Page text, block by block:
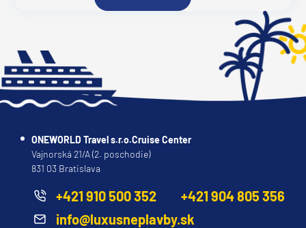
ONEWORLD Travel s.r.o.Cruise Center
Vajnorská 21/A (2. poschodie)
831 03 Bratislava
+421 910 500 352
+421 904 805 356
info@luxusneplavby.sk